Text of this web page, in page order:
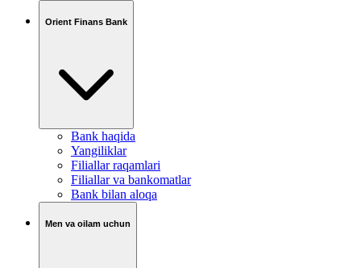
Orient Finans Bank
Bank haqida
Yangiliklar
Filiallar raqamlari
Filiallar va bankomatlar
Bank bilan aloqa
Men va oilam uchun